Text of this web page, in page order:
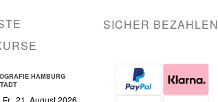
HAMBURG
Fr., 21. August 2026
SICHER BEZAHLEN